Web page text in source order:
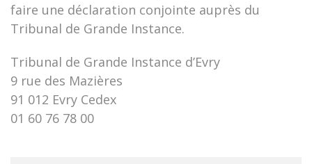
faire une déclaration conjointe auprès du
Tribunal de Grande Instance.
Tribunal de Grande Instance d’Evry
9 rue des Mazières
91 012 Evry Cedex
01 60 76 78 00